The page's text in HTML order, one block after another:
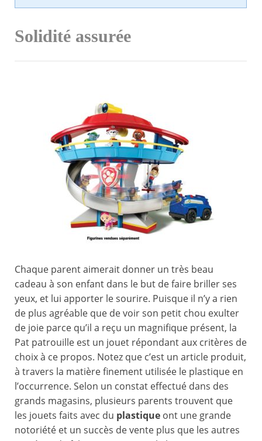
Solidité assurée
Chaque parent aimerait donner un très beau
cadeau à son enfant dans le but de faire briller ses
yeux, et lui apporter le sourire. Puisque il n’y a rien
de plus agréable que de voir son petit chou exulter
de joie parce qu’il a reçu un magnifique présent, la
Pat patrouille est un jouet répondant aux critères de
choix à ce propos. Notez que c’est un article produit,
à travers la matière finement utilisée le plastique en
l’occurrence. Selon un constat effectué dans des
grands magasins, plusieurs parents trouvent que
les jouets faits avec du plastique ont une grande
notoriété et un succès de vente plus que les autres